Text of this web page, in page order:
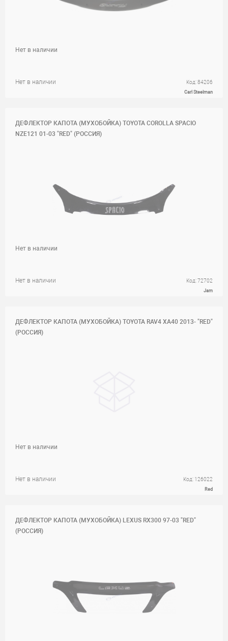
Нет в наличии Код: 84206
Carl Steelman
Нет в наличии
ДЕФЛЕКТОР КАПОТА (МУХОБОЙКА) TOYOTA COROLLA SPACIO
NZE121 01-03 "RED" (РОССИЯ)
Нет в наличии Код: 72702
Jam
Нет в наличии
ДЕФЛЕКТОР КАПОТА (МУХОБОЙКА) TOYOTA RAV4 XA40 2013- "RED"
(РОССИЯ)
Нет в наличии Код: 126022
Red
Нет в наличии
ДЕФЛЕКТОР КАПОТА (МУХОБОЙКА) LEXUS RX300 97-03 "RED"
(РОССИЯ)